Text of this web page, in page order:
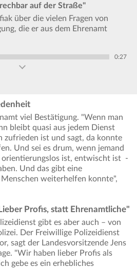
auf der Straße"
über die vielen Fragen von
die er aus dem Ehrenamt
0:27
viel Bestätigung. "Wenn man
bleibt quasi aus jedem Dienst
zufrieden ist und sagt, da konnte
Und sei es drum, wenn jemand
orientierungslos ist, entwischt ist -
Und das gibt eine
weiterhelfen konnte",
Profis, statt Ehrenamtliche"
gibt es aber auch – von
Der Freiwillige Polizeidienst
sagt der Landesvorsitzende Jens
"Wir haben lieber Profis als
gebe es ein erhebliches